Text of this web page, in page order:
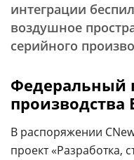
интеграции
воздушное
серийного
Федеральный
производства
В распоряжении
проект «Разработка,